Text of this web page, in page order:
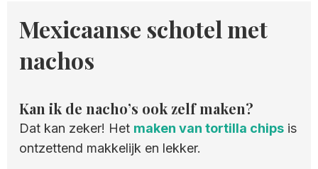
Mexicaanse schotel met
nachos
Kan ik de nacho’s ook zelf maken?
Dat kan zeker! Het maken van tortilla chips is
ontzettend makkelijk en lekker.